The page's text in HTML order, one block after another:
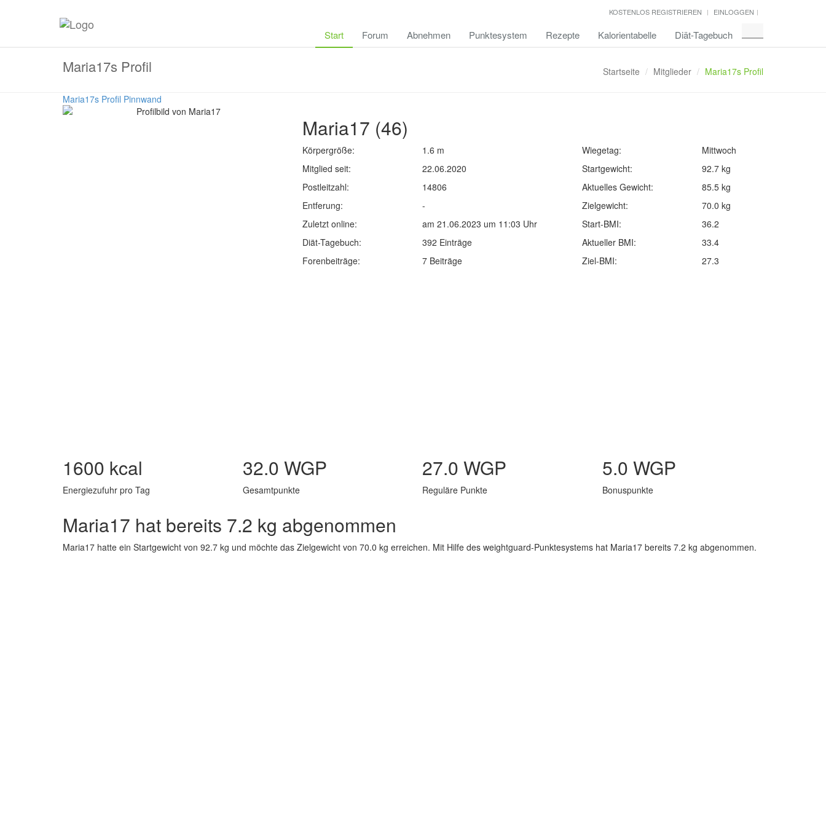
KOSTENLOS REGISTRIEREN EINLOGGEN
Start Forum Abnehmen Punktesystem Rezepte Kalorientabelle Diät-Tagebuch
Maria17s Profil Startseite Mitglieder Maria17s Profil
Maria17s Profil Pinnwand
Maria17 (46)
Körpergröße: 1.6 m Wiegetag:
Mittwoch
Mitglied seit:
22.06.2020 Startgewicht:
92.7 kg
Postleitzahl:
14806 Aktuelles Gewicht:
85.5 kg
Entferung:
- Zielgewicht:
70.0 kg
Zuletzt online:
am 21.06.2023 um 11:03 Uhr Start-BMI:
36.2
Diät-Tagebuch:
392 Einträge Aktueller BMI:
33.4
Forenbeiträge:
7 Beiträge Ziel-BMI: 27.3
1600 kcal
Energiezufuhr pro Tag
32.0 WGP
Gesamtpunkte
27.0 WGP
Reguläre Punkte
5.0 WGP
Bonuspunkte
Maria17 hat bereits 7.2 kg abgenommen
Maria17 hatte ein Startgewicht von 92.7 kg und möchte das Zielgewicht von 70.0 kg erreichen. Mit Hilfe des weightguard-Punktesystems hat Maria17 bereits 7.2 kg abgenommen.